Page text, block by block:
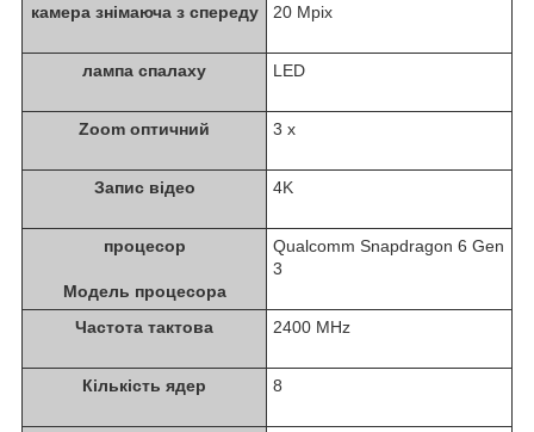
камера знімаюча з спереду 20 Mpix
лампа спалаху LED
Zoom оптичний 3 x
Запис відео 4K
процесор
Модель процесора
Qualcomm Snapdragon 6 Gen
3
Частота тактова 2400 MHz
Кількість ядер 8